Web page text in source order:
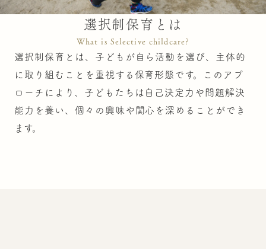
選択制保育とは
What is Selective childcare?
選択制保育とは、子どもが自ら活動を選び、主体的
に取り組むことを重視する保育形態です。このアプ
ローチにより、子どもたちは自己決定力や問題解決
能力を養い、個々の興味や関心を深めることができ
ます。